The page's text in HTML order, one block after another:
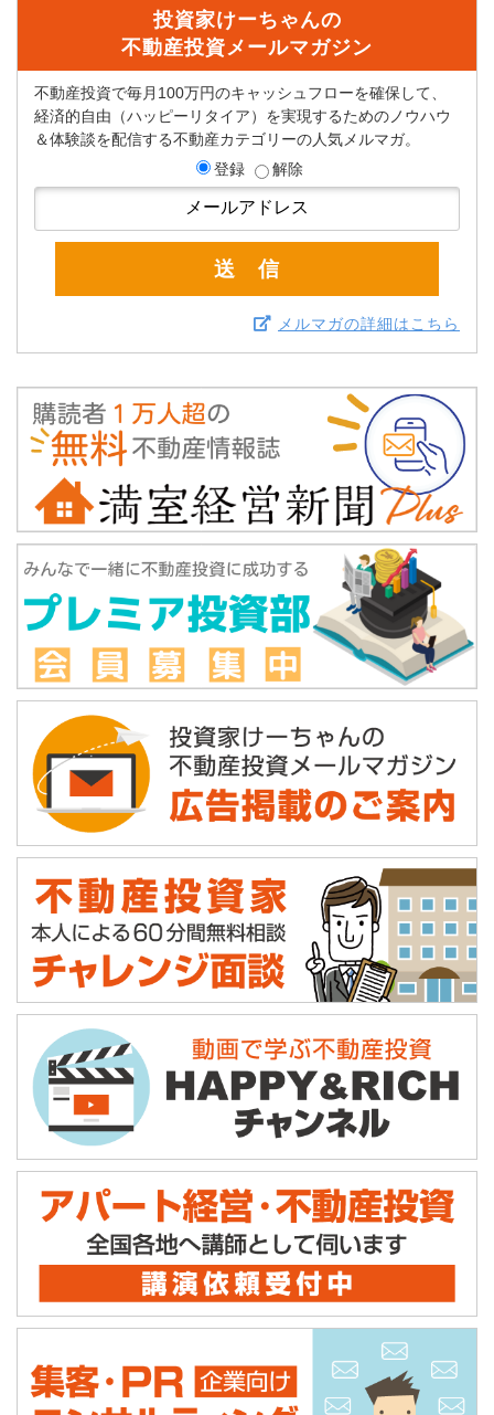
投資家けーちゃんの
不動産投資メールマガジン
不動産投資で毎月100万円のキャッシュフローを確保して、
経済的自由（ハッピーリタイア）を実現するためのノウハウ
＆体験談を配信する不動産カテゴリーの人気メルマガ。
登録
解除
メルマガの詳細はこちら